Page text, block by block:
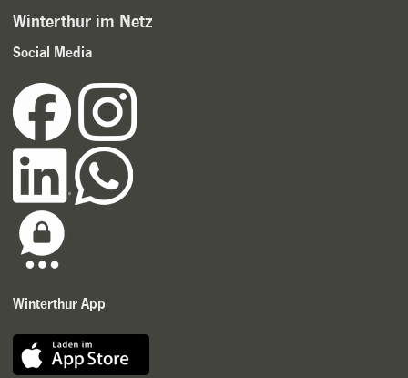
Winterthur im Netz
Social Media
Winterthur App